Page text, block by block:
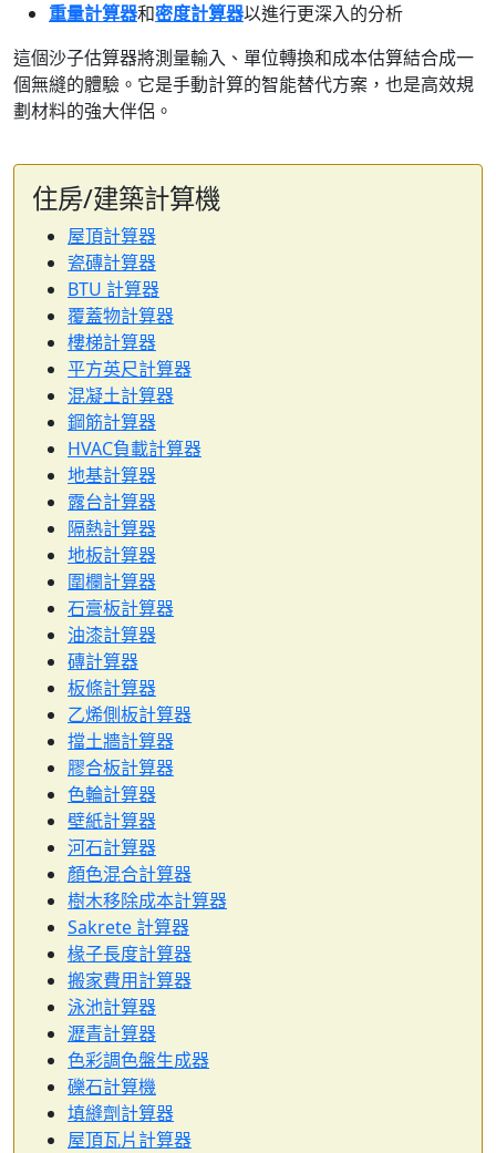
重量計算器和密度計算器以進行更深入的分析
這個沙子估算器將測量輸入、單位轉換和成本估算結合成一
個無縫的體驗。它是手動計算的智能替代方案，也是高效規
劃材料的強大伴侶。
住房/建築計算機
屋頂計算器
瓷磚計算器
BTU 計算器
覆蓋物計算器
樓梯計算器
平方英尺計算器
混凝土計算器
鋼筋計算器
HVAC負載計算器
地基計算器
露台計算器
隔熱計算器
地板計算器
圍欄計算器
石膏板計算器
油漆計算器
磚計算器
板條計算器
乙烯側板計算器
擋土牆計算器
膠合板計算器
色輪計算器
壁紙計算器
河石計算器
顏色混合計算器
樹木移除成本計算器
Sakrete 計算器
椽子長度計算器
搬家費用計算器
泳池計算器
瀝青計算器
色彩調色盤生成器
礫石計算機
填縫劑計算器
屋頂瓦片計算器